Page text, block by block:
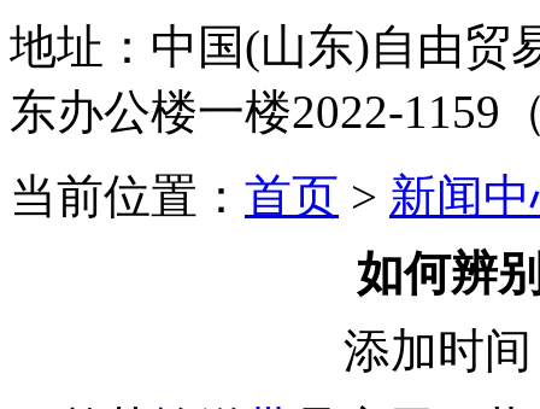
地址： 中国(山东)自由贸
东办公楼一楼2022-1159
当前位置： 首页 > 新闻
如何辨
添加时